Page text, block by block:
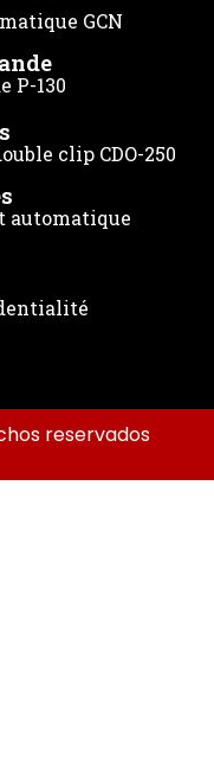
GCN
P-130
clip CDO-250
automatique
reservados